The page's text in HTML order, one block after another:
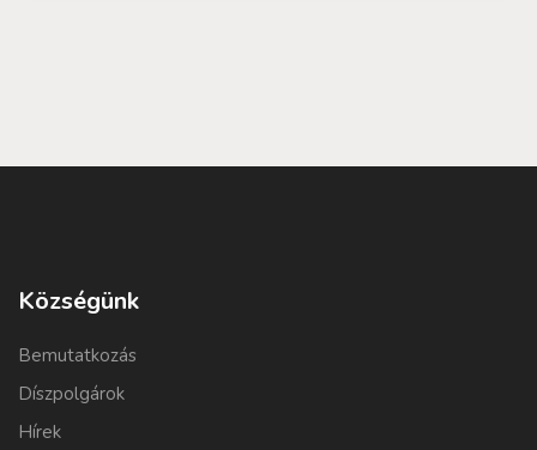
Községünk
Bemutatkozás
Díszpolgárok
Hírek